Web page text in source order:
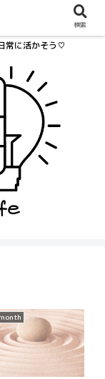
常に活かそう♡
検索